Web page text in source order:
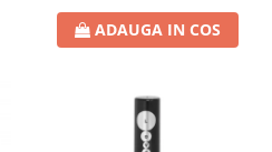
ADAUGA IN COS